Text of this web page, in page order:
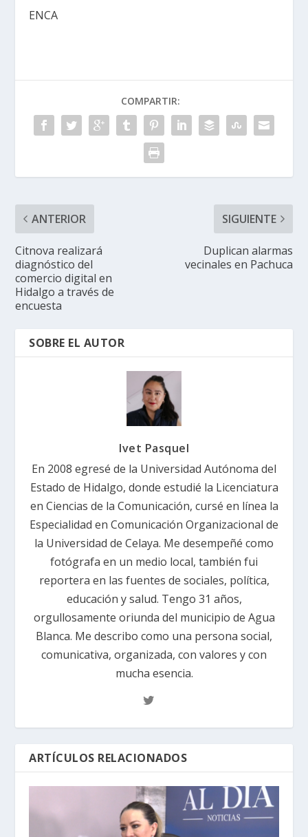
ENCA
COMPARTIR:
ANTERIOR
Citnova realizará
diagnóstico del
comercio digital en
Hidalgo a través de
encuesta
SIGUIENTE
Duplican alarmas
vecinales en Pachuca
SOBRE EL AUTOR
Ivet Pasquel
En 2008 egresé de la Universidad Autónoma del
Estado de Hidalgo, donde estudié la Licenciatura
en Ciencias de la Comunicación, cursé en línea la
Especialidad en Comunicación Organizacional de
la Universidad de Celaya. Me desempeñé como
fotógrafa en un medio local, también fui
reportera en las fuentes de sociales, política,
educación y salud. Tengo 31 años,
orgullosamente oriunda del municipio de Agua
Blanca. Me describo como una persona social,
comunicativa, organizada, con valores y con
mucha esencia.
ARTÍCULOS RELACIONADOS